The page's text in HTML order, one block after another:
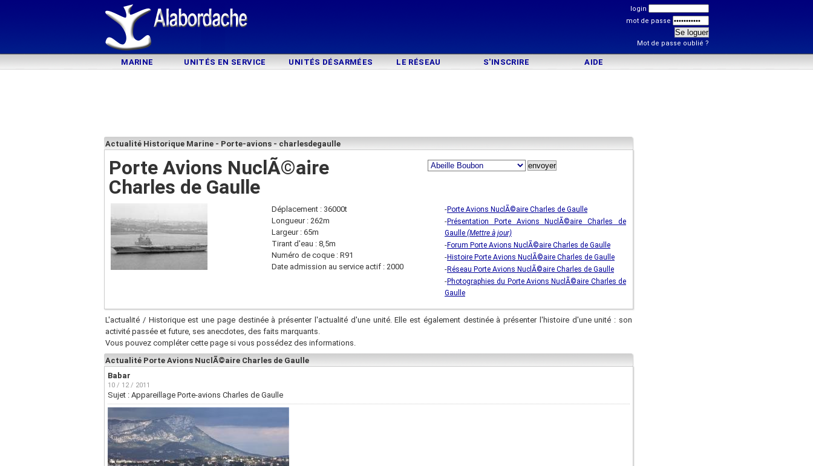
login
mot de passe
Mot de passe oublié ?
MARINE UNITÉS EN SERVICE UNITÉS DÉSARMÉES LE RÉSEAU S'INSCRIRE AIDE
Actualité Historique Marine - Porte-avions - charlesdegaulle
Porte Avions NuclÃ©aire
Charles de Gaulle
Déplacement : 36000t
Longueur : 262m
Largeur : 65m
Tirant d'eau : 8,5m
Numéro de coque : R91
Date admission au service actif : 2000
-Porte Avions NuclÃ©aire Charles de Gaulle
-Présentation Porte Avions NuclÃ©aire Charles de
Gaulle (Mettre à jour)
-Forum Porte Avions NuclÃ©aire Charles de Gaulle
-Histoire Porte Avions NuclÃ©aire Charles de Gaulle
-Réseau Porte Avions NuclÃ©aire Charles de Gaulle
-Photographies du Porte Avions NuclÃ©aire Charles de
Gaulle
L'actualité / Historique est une page destinée à présenter l'actualité d'une unité. Elle est également destinée à présenter l'histoire d'une unité : son
activité passée et future, ses anecdotes, des faits marquants.
Vous pouvez compléter cette page si vous possédez des informations.
Actualité Porte Avions NuclÃ©aire Charles de Gaulle
Babar
10 / 12 / 2011
Sujet : Appareillage Porte-avions Charles de Gaulle